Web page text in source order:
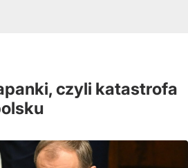
czyli katastrofa